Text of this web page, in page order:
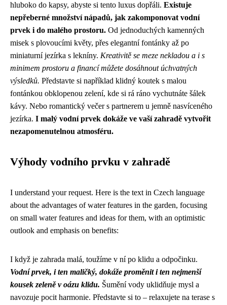
hluboko do kapsy, abyste si tento luxus dopřáli. Existuje
nepřeberné množství nápadů, jak zakomponovat vodní
prvek i do malého prostoru. Od jednoduchých kamenných
misek s plovoucími květy, přes elegantní fontánky až po
miniaturní jezírka s lekníny. Kreativitě se meze nekladou a i s
minimem prostoru a financí můžete dosáhnout úchvatných
výsledků. Představte si například klidný koutek s malou
fontánkou obklopenou zelení, kde si rá ráno vychutnáte šálek
kávy. Nebo romantický večer s partnerem u jemně nasvíceného
jezírka. I malý vodní prvek dokáže ve vaší zahradě vytvořit
nezapomenutelnou atmosféru.
Výhody vodního prvku v zahradě
I understand your request. Here is the text in Czech language
about the advantages of water features in the garden, focusing
on small water features and ideas for them, with an optimistic
outlook and emphasis on benefits:
I když je zahrada malá, toužíme v ní po klidu a odpočinku.
Vodní prvek, i ten maličký, dokáže proměnit i ten nejmenší
kousek zeleně v oázu klidu. Šumění vody uklidňuje mysl a
navozuje pocit harmonie. Představte si to – relaxujete na terase s